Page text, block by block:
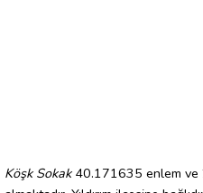
Köşk Sokak40.171635 enlem ve